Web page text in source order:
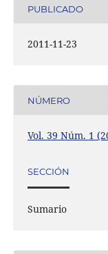
PUBLICADO
2011-11-23
NÚMERO
Vol. 39 Núm. 1
SECCIÓN
Sumario